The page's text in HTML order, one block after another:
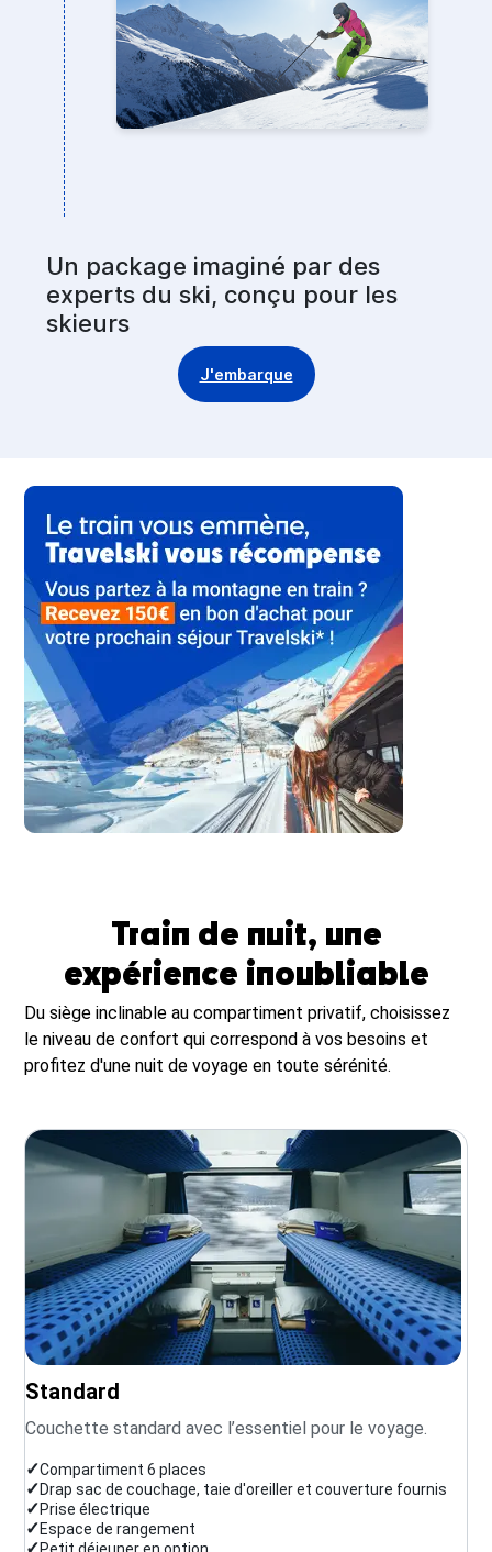
Un package imaginé par des
experts du ski, conçu pour les
skieurs
J'embarque
Train de nuit, une
expérience inoubliable
Du siège inclinable au compartiment privatif, choisissez
le niveau de confort qui correspond à vos besoins et
profitez d'une nuit de voyage en toute sérénité.
Standard
Couchette standard avec l’essentiel pour le voyage.
✓Compartiment 6 places
✓Drap sac de couchage, taie d'oreiller et couverture fournis
✓Prise électrique
✓Espace de rangement